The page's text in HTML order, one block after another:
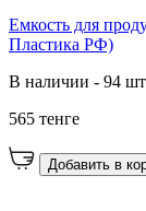
Емкость для
Пластика РФ)
В наличии - 94
565 тенге
Добавить в